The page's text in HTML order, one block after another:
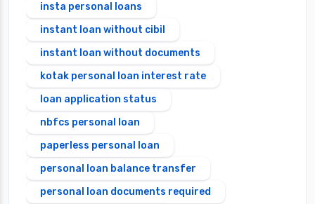
insta personal loans
instant loan without cibil
instant loan without documents
kotak personal loan interest rate
loan application status
nbfcs personal loan
paperless personal loan
personal loan balance transfer
personal loan documents required